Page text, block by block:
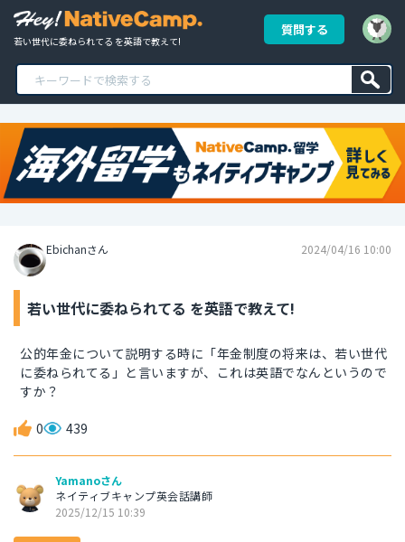
若い世代に委ねられてる を英語で教えて!
質問する
Ebichanさん 2024/04/16 10:00
若い世代に委ねられてる を英語で教えて!
公的年金について説明する時に「年金制度の将来は、若い世代
に委ねられてる」と言いますが、これは英語でなんというので
すか？
0 439
Yamanoさん
ネイティブキャンプ英会話講師
2025/12/15 10:39